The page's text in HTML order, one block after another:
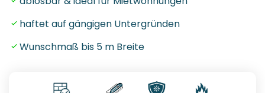
haftet auf gängigen Untergründen
Wunschmaß bis 5 m Breite